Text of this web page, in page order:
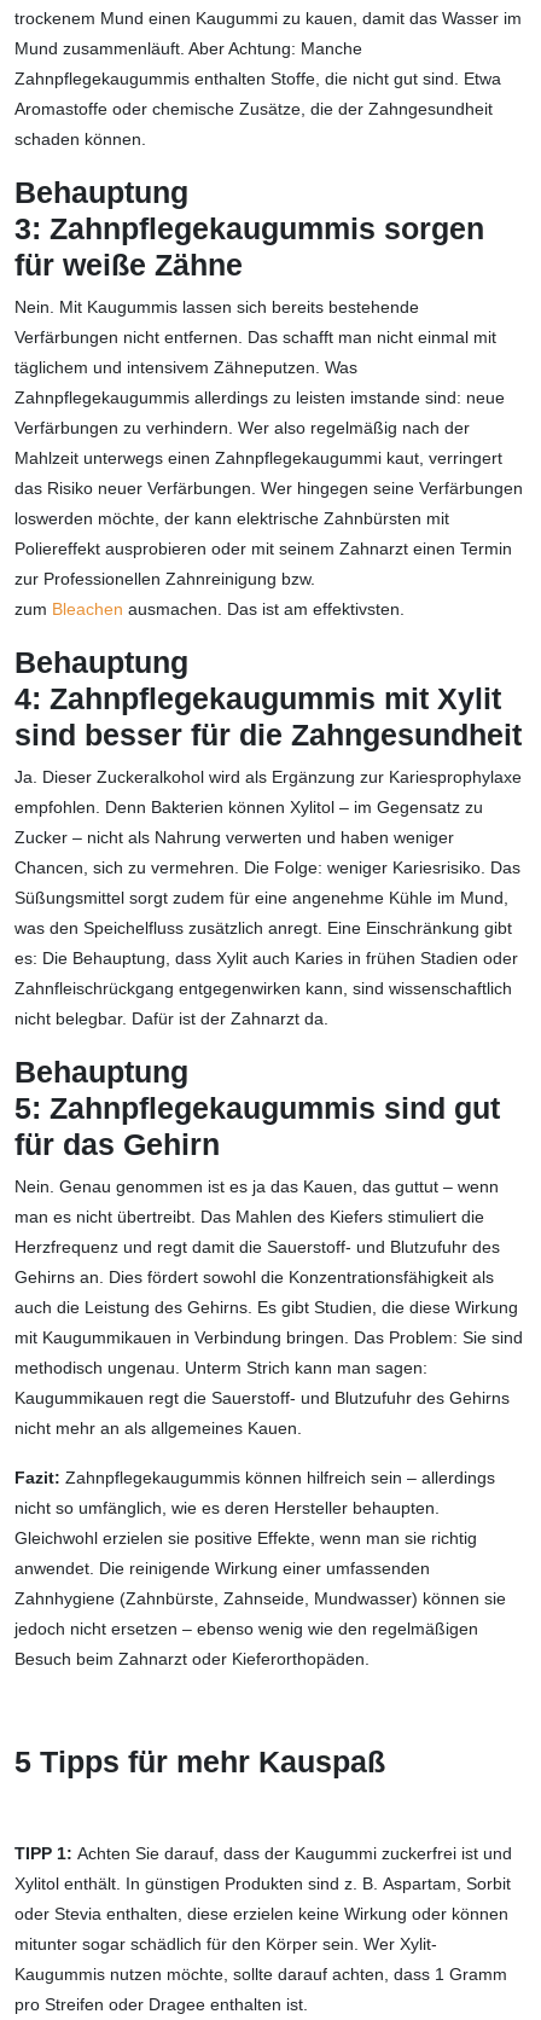
trockenem Mund einen Kaugummi zu kauen, damit das Wasser im
Mund zusammenläuft. Aber Achtung: Manche
Zahnpflegekaugummis enthalten Stoffe, die nicht gut sind. Etwa
Aromastoffe oder chemische Zusätze, die der Zahngesundheit
schaden können.
Behauptung
3: Zahnpflegekaugummis sorgen
für weiße Zähne
Nein. Mit Kaugummis lassen sich bereits bestehende
Verfärbungen nicht entfernen. Das schafft man nicht einmal mit
täglichem und intensivem Zähneputzen. Was
Zahnpflegekaugummis allerdings zu leisten imstande sind: neue
Verfärbungen zu verhindern. Wer also regelmäßig nach der
Mahlzeit unterwegs einen Zahnpflegekaugummi kaut, verringert
das Risiko neuer Verfärbungen. Wer hingegen seine Verfärbungen
loswerden möchte, der kann elektrische Zahnbürsten mit
Poliereffekt ausprobieren oder mit seinem Zahnarzt einen Termin
zur Professionellen Zahnreinigung bzw.
zum Bleachen ausmachen. Das ist am effektivsten.
Behauptung
4: Zahnpflegekaugummis mit Xylit
sind besser für die Zahngesundheit
Ja. Dieser Zuckeralkohol wird als Ergänzung zur Kariesprophylaxe
empfohlen. Denn Bakterien können Xylitol – im Gegensatz zu
Zucker – nicht als Nahrung verwerten und haben weniger
Chancen, sich zu vermehren. Die Folge: weniger Kariesrisiko. Das
Süßungsmittel sorgt zudem für eine angenehme Kühle im Mund,
was den Speichelfluss zusätzlich anregt. Eine Einschränkung gibt
es: Die Behauptung, dass Xylit auch Karies in frühen Stadien oder
Zahnfleischrückgang entgegenwirken kann, sind wissenschaftlich
nicht belegbar. Dafür ist der Zahnarzt da.
Behauptung
5: Zahnpflegekaugummis sind gut
für das Gehirn
Nein. Genau genommen ist es ja das Kauen, das guttut – wenn
man es nicht übertreibt. Das Mahlen des Kiefers stimuliert die
Herzfrequenz und regt damit die Sauerstoff- und Blutzufuhr des
Gehirns an. Dies fördert sowohl die Konzentrationsfähigkeit als
auch die Leistung des Gehirns. Es gibt Studien, die diese Wirkung
mit Kaugummikauen in Verbindung bringen. Das Problem: Sie sind
methodisch ungenau. Unterm Strich kann man sagen:
Kaugummikauen regt die Sauerstoff- und Blutzufuhr des Gehirns
nicht mehr an als allgemeines Kauen.
Fazit: Zahnpflegekaugummis können hilfreich sein – allerdings
nicht so umfänglich, wie es deren Hersteller behaupten.
Gleichwohl erzielen sie positive Effekte, wenn man sie richtig
anwendet. Die reinigende Wirkung einer umfassenden
Zahnhygiene (Zahnbürste, Zahnseide, Mundwasser) können sie
jedoch nicht ersetzen – ebenso wenig wie den regelmäßigen
Besuch beim Zahnarzt oder Kieferorthopäden.
5 Tipps für mehr Kauspaß
TIPP 1: Achten Sie darauf, dass der Kaugummi zuckerfrei ist und
Xylitol enthält. In günstigen Produkten sind z. B. Aspartam, Sorbit
oder Stevia enthalten, diese erzielen keine Wirkung oder können
mitunter sogar schädlich für den Körper sein. Wer Xylit-
Kaugummis nutzen möchte, sollte darauf achten, dass 1 Gramm
pro Streifen oder Dragee enthalten ist.